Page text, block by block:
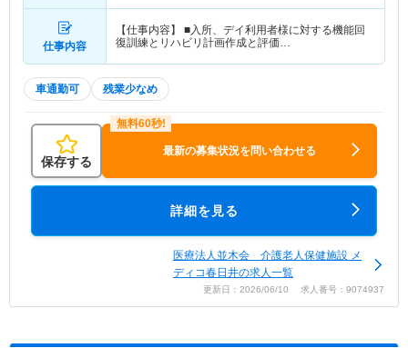
仕事内容
【仕事内容】 ■入所、デイ利用者様に対する機能回
復訓練とリハビリ計画作成と評価…
車通勤可 残業少なめ
保存する
最新の募集状況を問い合わせる
詳細を見る
医療法人並木会 介護老人保健施設 メ
ディコ春日井の求人一覧
更新日：2026/06/10 求人番号：9074937